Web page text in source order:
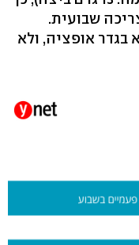
שבועית.
בגדר אופציה, ולא